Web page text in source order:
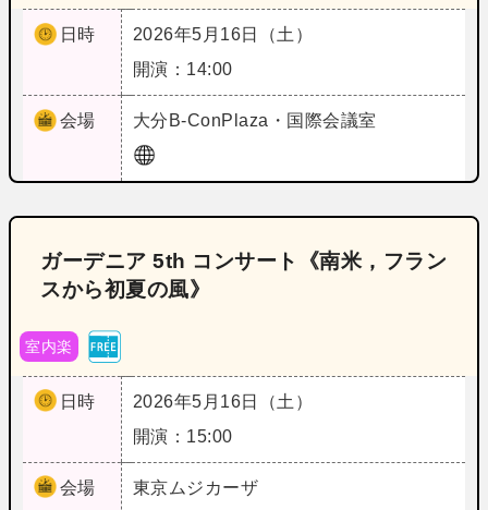
日時
2026年5月16日（土）
開演：14:00
会場 大分 B‐ConPlaza・国際会議室
ガーデニア 5th コンサート《南米，フラン
スから初夏の風》
室内楽
日時
2026年5月16日（土）
開演：15:00
会場 東京 ムジカーザ